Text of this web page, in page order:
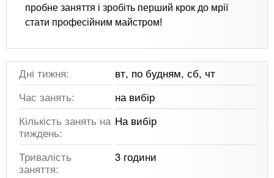
пробне заняття і зробіть перший крок до мрії
стати професійним майстром!
Дні тижня:
вт, по будням, сб, чт
Час занять:
на вибір
Кількість занять на
тиждень:
На вибір
Тривалість
заняття:
3 години